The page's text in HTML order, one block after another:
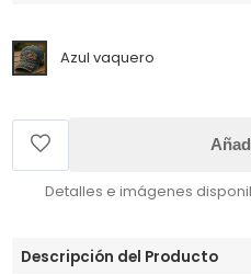
Azul vaquero
Detalles e imágenes
Descripción del Producto